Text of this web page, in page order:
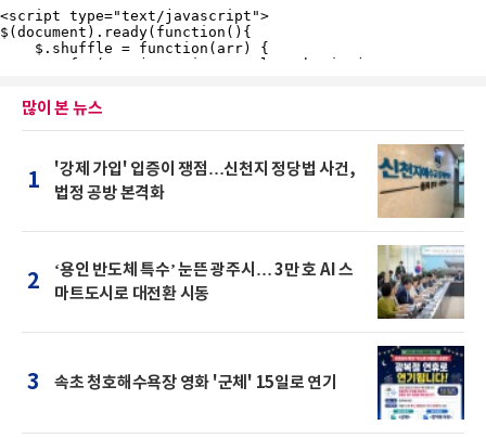
많이 본 뉴스
1
'강제 가입' 입증이 쟁점…신천지 정당법 사건,
법정 공방 본격화
2
‘용인 반도체 특수’ 눈뜬 광주시… 3만 호 AI 스
마트도시로 대전환 시동
3 속초 청호해수욕장 영화 '군체' 15일로 연기